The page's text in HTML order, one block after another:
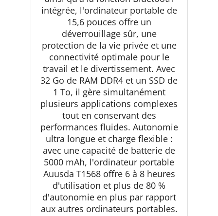
intégrée, l'ordinateur portable de
15,6 pouces offre un
déverrouillage sûr, une
protection de la vie privée et une
connectivité optimale pour le
travail et le divertissement. Avec
32 Go de RAM DDR4 et un SSD de
1 To, il gère simultanément
plusieurs applications complexes
tout en conservant des
performances fluides. Autonomie
ultra longue et charge flexible :
avec une capacité de batterie de
5000 mAh, l'ordinateur portable
Auusda T1568 offre 6 à 8 heures
d'utilisation et plus de 80 %
d'autonomie en plus par rapport
aux autres ordinateurs portables.